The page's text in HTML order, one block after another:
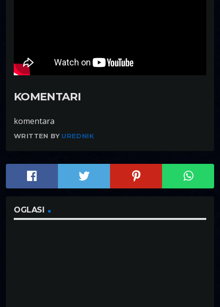
KOMENTARI
komentara
WRITTEN BY UREDNIK
OGLASI